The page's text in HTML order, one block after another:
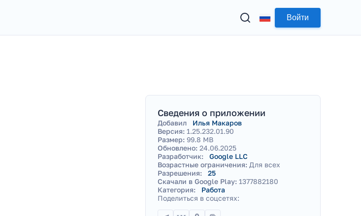
Войти
Сведения о приложении
Добавил
Илья Макаров
Версия: 1.25.232.01.90
Размер: 99.8 MB
Обновлено: 24.06.2025
Разработчик:
Google LLC
Возрастные ограничения: Для всех
Разрешения:
25
Скачали в Google Play: 1377882180
Категория:
Работа
Поделиться в соцсетях: